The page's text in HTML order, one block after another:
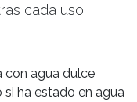
cada uso:
con agua dulce
ha estado en agua